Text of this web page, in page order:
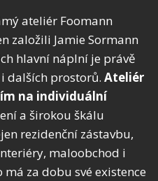
ateliér Foomann
založili Jamie Sormann
hlavní náplní je právě
dalších prostorů. Ateliér
na individuální
a širokou škálu
rezidenční zástavbu,
maloobchod i
za dobu své existence